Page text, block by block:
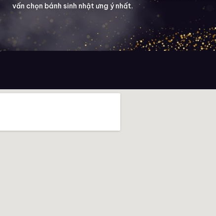
vấn chọn bánh sinh nhật ưng ý nhất.